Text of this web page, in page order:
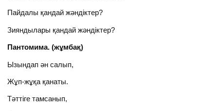
Пайдалы қандай жәндіктер?
Зияндылары қандай жәндіктер?
Пантомима. (жұмбақ)
Ызындап ән салып,
Жұп-жұқа қанаты.
Тәттіге тамсанып,